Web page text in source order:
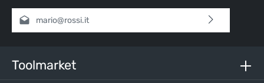
Indirizzo e-mail*
nostri termini e condizioni generali
Inserisci i caratteri sopra*
Toolmarket